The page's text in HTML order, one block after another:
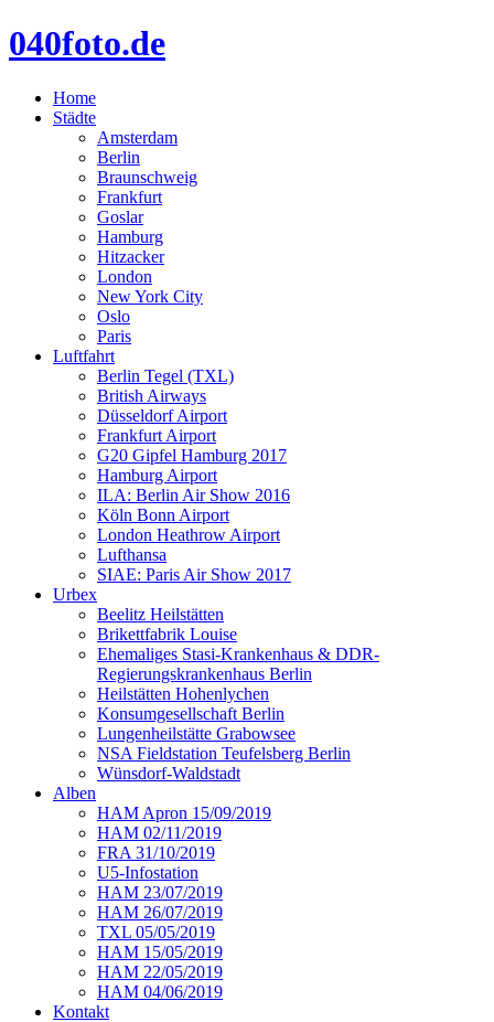
040foto.de
Home
Städte
Amsterdam
Berlin
Braunschweig
Frankfurt
Goslar
Hamburg
Hitzacker
London
New York City
Oslo
Paris
Luftfahrt
Berlin Tegel (TXL)
British Airways
Düsseldorf Airport
Frankfurt Airport
G20 Gipfel Hamburg 2017
Hamburg Airport
ILA: Berlin Air Show 2016
Köln Bonn Airport
London Heathrow Airport
Lufthansa
SIAE: Paris Air Show 2017
Urbex
Beelitz Heilstätten
Brikettfabrik Louise
Ehemaliges Stasi-Krankenhaus & DDR-
Regierungskrankenhaus Berlin
Heilstätten Hohenlychen
Konsumgesellschaft Berlin
Lungenheilstätte Grabowsee
NSA Fieldstation Teufelsberg Berlin
Wünsdorf-Waldstadt
Alben
HAM Apron 15/09/2019
HAM 02/11/2019
FRA 31/10/2019
U5-Infostation
HAM 23/07/2019
HAM 26/07/2019
TXL 05/05/2019
HAM 15/05/2019
HAM 22/05/2019
HAM 04/06/2019
Kontakt